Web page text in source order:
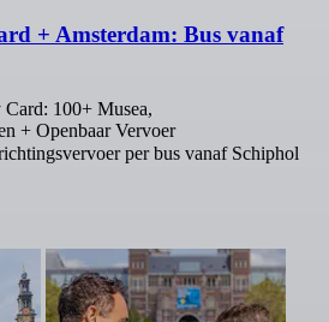
+ Amsterdam: Bus vanaf
100+ Musea,
+ Openbaar Vervoer
per bus vanaf Schiphol